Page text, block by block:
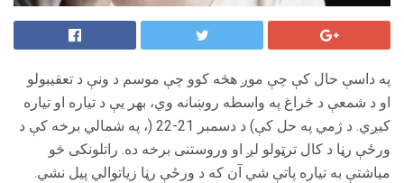
په داسې حال کې چې موږ هڅه کوو چې موسم د ونې د تعقیبولو
او د شمعې د څراغ په واسطه روښانه وي، بهر یې د تیاره او تیاره
کیږي. د ژمي په حل کې) د دسمبر 21-22 (، په شمالي برخه کې د
ورځې رڼا د کال ترټولو لږ او وروستنی برخه ده. راتلونکی څو
میاشتې به تیاره پاتې شي آن که د ورځې رڼا زیاتوالي پیل نشي.